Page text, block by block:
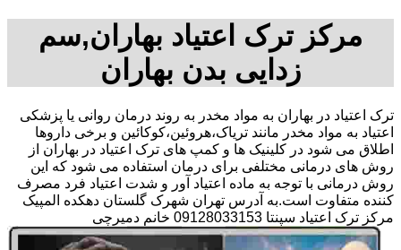
مرکز ترک اعتیاد بهاران,سم
زدایی بدن بهاران
ترک اعتیاد در بهاران به مواد مخدر به روند درمان روانی یا پزشکی
اعتیاد به مواد مخدر مانند تریاک،هروئین،کوکائین و برخی داروها
اطلاق می شود در کلینیک ها و کمپ های ترک اعتیاد در بهاران از
روش های درمانی مختلفی برای درمان استفاده می شود که این
روش درمانی با توجه به ماده اعتیاد آور و شدت اعتیاد فرد مصرف
کننده متفاوت است.به آدرس تهران شهرک گلستان دهکده المپیک
مرکز ترک اعتیاد سپنتا 09128033153 خانم دمیرچی